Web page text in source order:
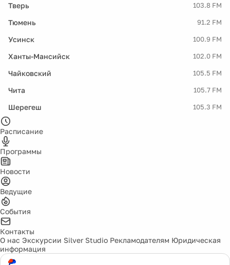
Тверь 103.8 FM
Тюмень 91.2 FM
Усинск 100.9 FM
Ханты-Мансийск 102.0 FM
Чайковский 105.5 FM
Чита 105.7 FM
Шерегеш 105.3 FM
Расписание
Программы
Новости
Ведущие
События
Контакты
О нас Экскурсии Silver Studio Рекламодателям Юридическая
информация